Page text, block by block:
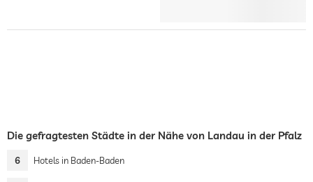
Die gefragtesten Städte in der Nähe von Landau in der Pfalz
6 Hotels in Baden-Baden